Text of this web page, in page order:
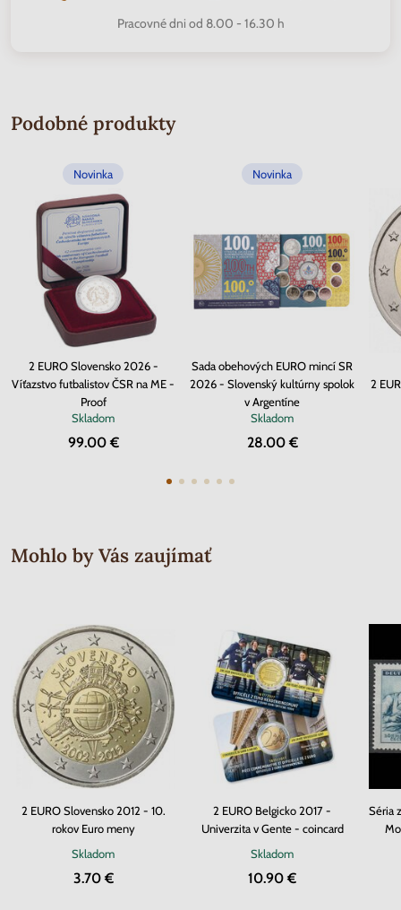
Pracovné dni od 8.00 - 16.30 h
Podobné produkty
Novinka
2 EURO Slovensko 2026 -
Víťazstvo futbalistov ČSR na ME -
Proof
Skladom
99.00 €
Novinka
Sada obehových EURO mincí SR
2026 - Slovenský kultúrny spolok
v Argentíne
Skladom
28.00 €
2
Mohlo by Vás zaujímať
2 EURO Slovensko 2012 - 10.
rokov Euro meny
Skladom
3.70 €
2 EURO Belgicko 2017 -
Univerzita v Gente - coincard
Skladom
10.90 €
Séria